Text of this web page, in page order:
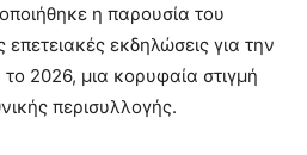
η παρουσία του
εκδηλώσεις για την
2026, μια κορυφαία στιγμή
περισυλλογής.